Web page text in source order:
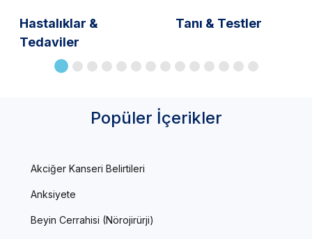
Hastalıklar &
Tedaviler
Tanı & Testler
Popüler İçerikler
Akciğer Kanseri Belirtileri
Anksiyete
Beyin Cerrahisi (Nörojirürji)